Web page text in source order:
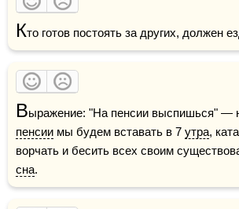
Кто готов постоять за других, должен
Выражение: "На пенсии выспишься" —
пенсии мы будем вставать в 7 утра,
сна.